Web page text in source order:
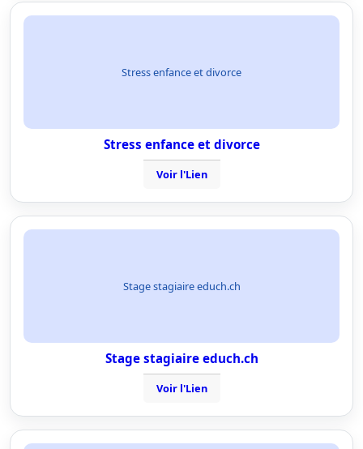
Stress enfance et divorce
Stress enfance et divorce
Voir l'Lien
Stage stagiaire educh.ch
Stage stagiaire educh.ch
Voir l'Lien